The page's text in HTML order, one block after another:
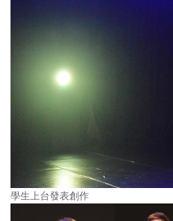
學生上台發表創作